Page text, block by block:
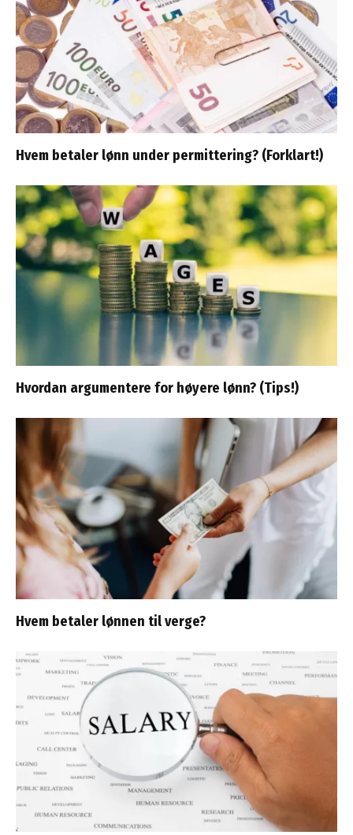
Hvem betaler lønn under permittering? (Forklart!)
Hvordan argumentere for høyere lønn? (Tips!)
Hvem betaler lønnen til verge?